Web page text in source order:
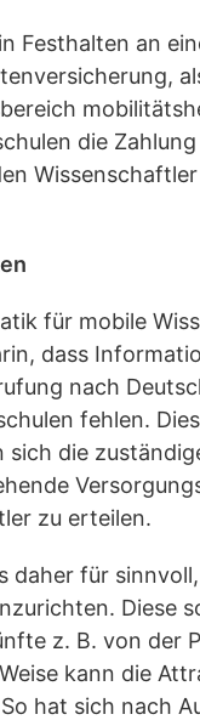
Festhalten an
die
für mobile
dass
nach
fehlen.
die
zu erteilen.
daher für
Diese
z. B. von der
kann die
hat sich nach